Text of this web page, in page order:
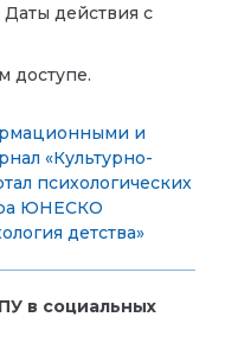
Даты действия с
доступе.
и
«Культурно-
психологических
ЮНЕСКО
детства»
в социальных